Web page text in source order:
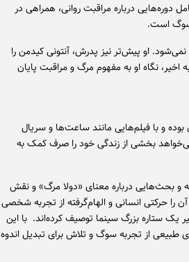
دوره‌هایی درباره مراقبت روانی، همراهی در
سوگ است.
او پیش‌تر نیز پدرش، آنتونی کیدمن را
تجربه اخیر، نگاه او به مفهوم مرگ و مراقبت پایان
و با فیلم‌هایی مانند ساعت‌ها و سریال
بخشی از زندگی خود را صرف کمک به
و بحث‌هایی درباره معنای «دولا مرگ» و نقش
را حرکتی انسانی و الهام‌گرفته از تجربه شخصی
یک ستاره بزرگ سینما توصیف کرده‌اند. با این
طبیعی از تجربه سوگ و تلاش برای تبدیل اندوه